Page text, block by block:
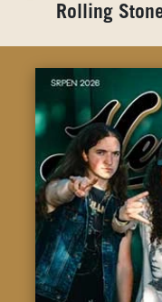
Rolling